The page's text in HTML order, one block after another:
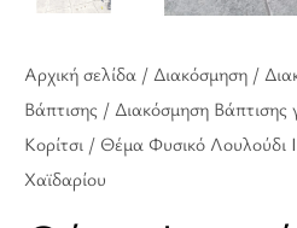
Αρχική σελίδα /Διακόσμηση /
Βάπτισης /Διακόσμηση Βάπτισης
Κορίτσι / Θέμα Φυσικό Λουλούδι
Χαϊδαρίου